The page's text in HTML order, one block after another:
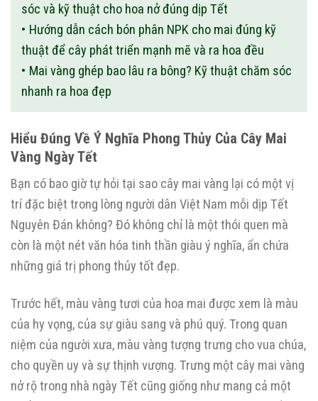
sóc và kỹ thuật cho hoa nở đúng dịp Tết
Hướng dẫn cách bón phân NPK cho mai đúng kỹ
thuật để cây phát triển mạnh mẽ và ra hoa đều
Mai vàng ghép bao lâu ra bông? Kỹ thuật chăm sóc
nhanh ra hoa đẹp
Hiểu Đúng Về Ý Nghĩa Phong Thủy Của Cây Mai
Vàng Ngày Tết
Bạn có bao giờ tự hỏi tại sao cây mai vàng lại có một vị
trí đặc biệt trong lòng người dân Việt Nam mỗi dịp Tết
Nguyên Đán không? Đó không chỉ là một thói quen mà
còn là một nét văn hóa tinh thần giàu ý nghĩa, ẩn chứa
những giá trị phong thủy tốt đẹp.
Trước hết, màu vàng tươi của hoa mai được xem là màu
của hy vọng, của sự giàu sang và phú quý. Trong quan
niệm của người xưa, màu vàng tượng trưng cho vua chúa,
cho quyền uy và sự thịnh vượng. Trưng một cây mai vàng
nở rộ trong nhà ngày Tết cũng giống như mang cả một